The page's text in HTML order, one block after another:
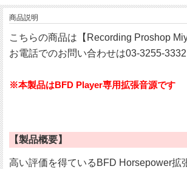
商品説明
こちらの商品は【Recording Proshop
お電話でのお問い合わせは03-3255-3332
※本製品はBFD Player専用拡張音源です
【製品概要】
高い評価を得ているBFD Horsepower拡